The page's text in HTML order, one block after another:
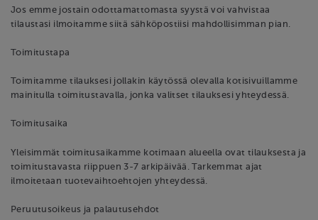
Jos emme jostain odottamattomasta syystä voi vahvistaa
tilaustasi ilmoitamme siitä sähköpostiisi mahdollisimman pian.
Toimitustapa
Toimitamme tilauksesi jollakin käytössä olevalla kotisivuillamme
mainitulla toimitustavalla, jonka valitset tilauksesi yhteydessä.
Toimitusaika
Yleisimmät toimitusaikamme kotimaan alueella ovat tilauksesta ja
toimitustavasta riippuen 3-7 arkipäivää. Tarkemmat ajat
ilmoitetaan tuotevaihtoehtojen yhteydessä.
Peruutusoikeus ja palautusehdot